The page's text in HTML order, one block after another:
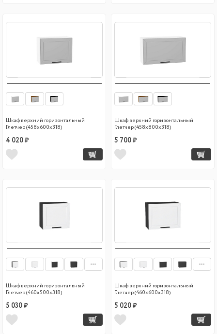
Шкаф верхний горизонтальный
Глетчер (458х600х318)
4 020 ₽
Шкаф верхний горизонтальный
Глетчер (458х800х318)
5 700 ₽
Шкаф верхний горизонтальный
Глетчер (460х500х318)
5 030 ₽
Шкаф верхний горизонтальный
Глетчер (460х600х318)
5 020 ₽